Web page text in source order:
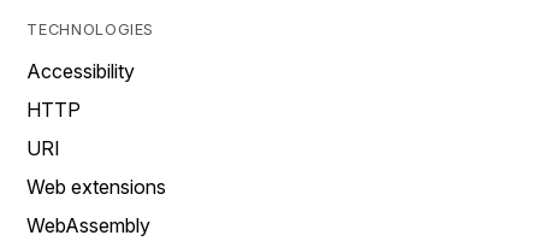
TECHNOLOGIES
Accessibility
HTTP
URI
Web extensions
WebAssembly